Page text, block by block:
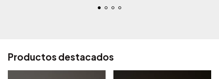
Productos destacados